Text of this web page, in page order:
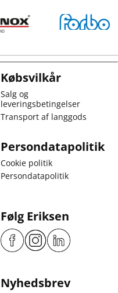
Købsvilkår
Salg og
leveringsbetingelser
Transport af langgods
Persondatapolitik
Cookie politik
Persondatapolitik
Følg Eriksen
Nyhedsbrev